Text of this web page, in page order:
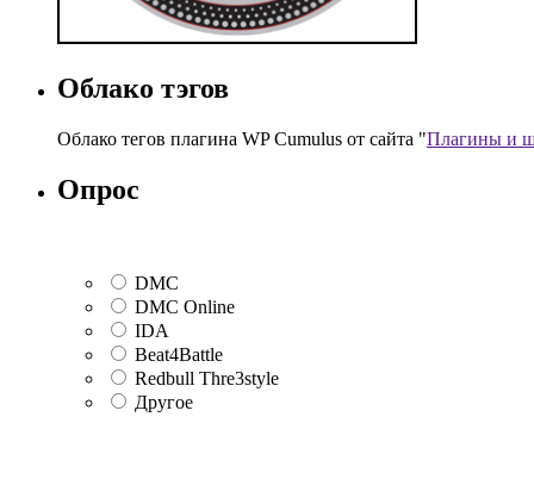
Облако тэгов
Облако тегов плагина WP Cumulus от сайта "Плагины и
Опрос
DMC
DMC Online
IDA
Beat4Battle
Redbull Thre3style
Другое